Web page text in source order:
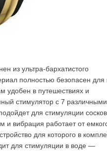
из ультра-бархатистого
полностью безопасен для
удобен в путешествиях и
стимулятор с 7
для стимуляции сосков
вибрация работает от
для которого в
для стимуляции в воде —